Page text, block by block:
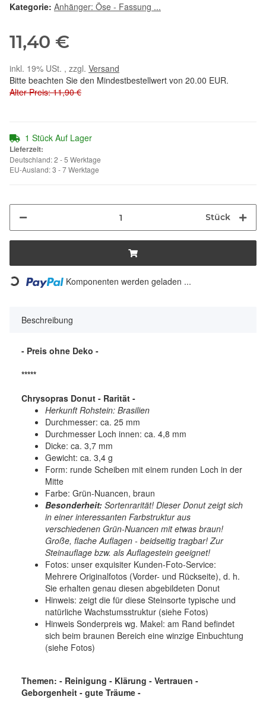
Kategorie: Anhänger: Öse - Fassung ...
11,40 €
inkl. 19% USt. , zzgl. Versand
Bitte beachten Sie den Mindestbestellwert von 20.00 EUR.
Alter Preis: 11,90 €
1 Stück Auf Lager
Lieferzeit:
Deutschland: 2 - 5 Werktage
EU-Ausland: 3 - 7 Werktage
Stück
Loading... Komponenten werden geladen ...
Beschreibung
- Preis ohne Deko -
*****
Chrysopras Donut - Rarität -
Herkunft Rohstein: Brasilien
Durchmesser: ca. 25 mm
Durchmesser Loch innen: ca. 4,8 mm
Dicke: ca. 3,7 mm
Gewicht: ca. 3,4 g
Form: runde Scheiben mit einem runden Loch in der
Mitte
Farbe: Grün-Nuancen, braun
Besonderheit: Sortenrarität! Dieser Donut zeigt sich
in einer interessanten Farbstruktur aus
verschiedenen Grün-Nuancen mit etwas braun!
Große, flache Auflagen - beidseitig tragbar! Zur
Steinauflage bzw. als Auflagestein geeignet!
Fotos: unser exquisiter Kunden-Foto-Service:
Mehrere Originalfotos (Vorder- und Rückseite), d. h.
Sie erhalten genau diesen abgebildeten Donut
Hinweis: zeigt die für diese Steinsorte typische und
natürliche Wachstumsstruktur (siehe Fotos)
Hinweis Sonderpreis wg. Makel: am Rand befindet
sich beim braunen Bereich eine winzige Einbuchtung
(siehe Fotos)
Themen: - Reinigung - Klärung - Vertrauen -
Geborgenheit - gute Träume -